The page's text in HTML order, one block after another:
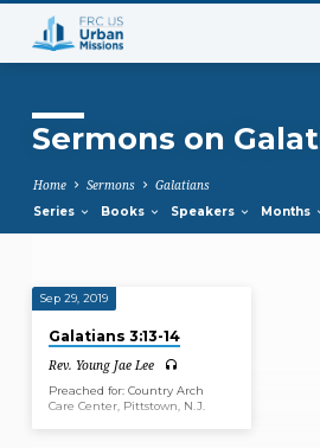
Sermons on
Home Sermons Galatians
Series Books Speakers Months
Sermons
on
Galatians
Sep 29, 2019
Galatians 3:13-14
Rev. Young Jae Lee
Preached for: Country Arch
Care Center, Pittstown, N.J.